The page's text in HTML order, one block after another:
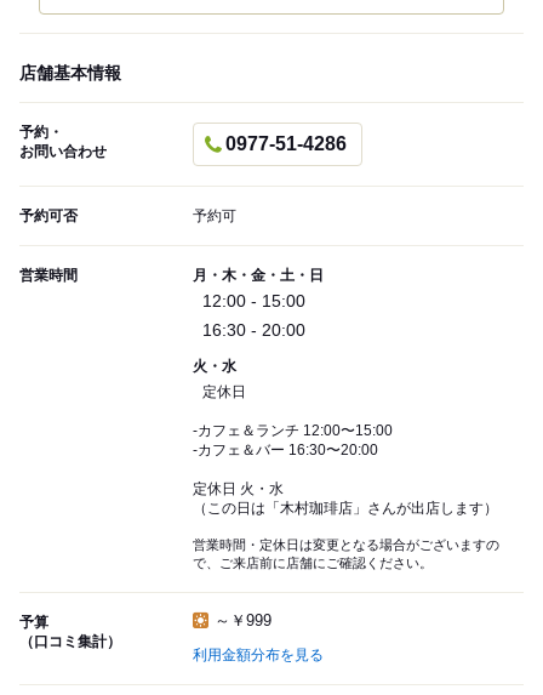
店舗基本情報
予約・
お問い合わせ
0977-51-4286
予約可否 予約可
営業時間 月・木・金・土・日
12:00 - 15:00
16:30 - 20:00
火・水
定休日
-カフェ＆ランチ 12:00〜15:00
-カフェ＆バー 16:30〜20:00
定休日 火・水
（この日は「木村珈琲店」さんが出店します）
営業時間・定休日は変更となる場合がございますの
で、ご来店前に店舗にご確認ください。
予算
（口コミ集計）
～￥999
利用金額分布を見る